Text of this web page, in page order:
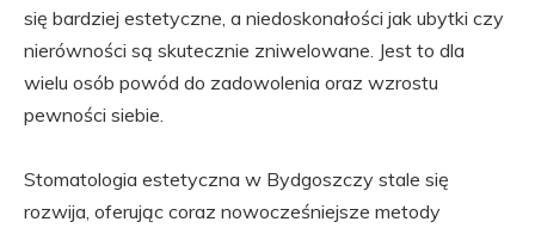
się bardziej estetyczne, a niedoskonałości jak ubytki czy
nierówności są skutecznie zniwelowane. Jest to dla
wielu osób powód do zadowolenia oraz wzrostu
pewności siebie.
Stomatologia estetyczna w Bydgoszczy stale się
rozwija, oferując coraz nowocześniejsze metody